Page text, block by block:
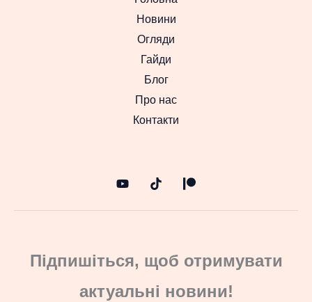
Новини
Огляди
Гайди
Блог
Про нас
Контакти
Підпишіться, щоб отримувати
актуальні новини!